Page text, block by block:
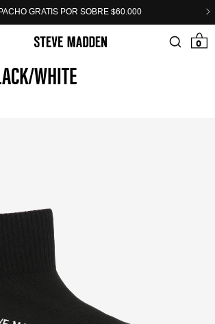
GRATIS POR SOBRE $60.000
0
0 items
WHITE